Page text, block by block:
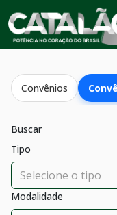
Convênios
Buscar
Tipo
Modalidade